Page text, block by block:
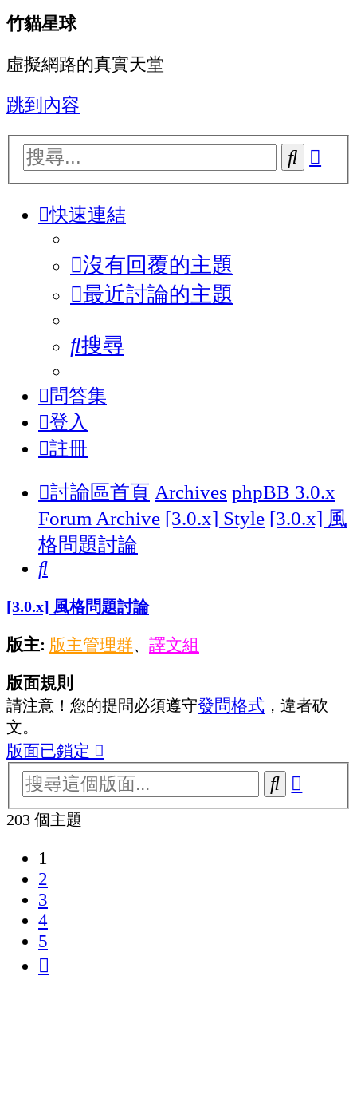
竹貓星球
虛擬網路的真實天堂
跳到內容
搜
尋階
快速連結
沒有回覆的主題
最近討論的主題
搜尋
問答集
登入
註冊
討論區首頁 Archives phpBB 3.0.x
Forum Archive [3.0.x] Style [3.0.x] 風
格問題討論
搜
尋
[3.0.x] 風格問題討論
版主: 版主管理群、 譯文組
版面規則
請注意！您的提問必須遵守發問格式 ，違者砍
文。
版面已鎖定
搜
尋階
203 個主題
1
2
3
4
5